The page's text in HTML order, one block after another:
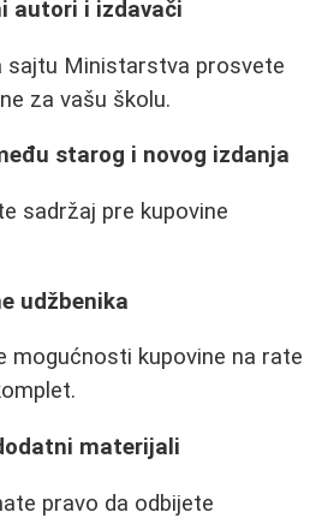
autori i izdavači
sajtu Ministarstva prosvete
za vašu školu.
starog i novog izdanja
sadržaj pre kupovine
udžbenika
mogućnosti kupovine na rate
materijali
pravo da odbijete